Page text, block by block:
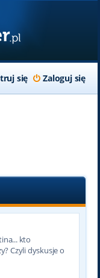
Zaloguj się
się
kto
Czyli dyskusje o